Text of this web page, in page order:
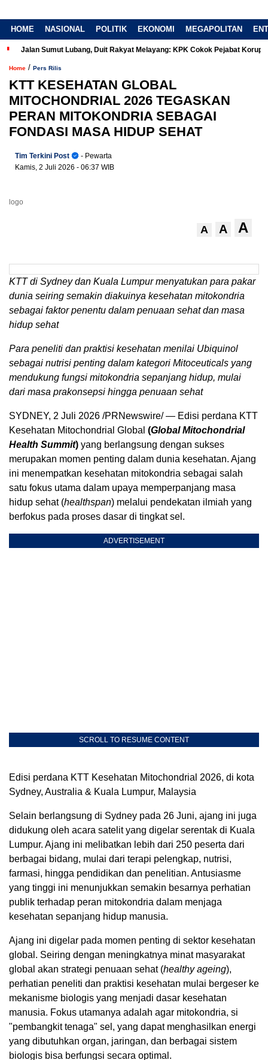
HOME NASIONAL POLITIK EKONOMI MEGAPOLITAN
Jalan Sumut Lubang, Duit Rakyat Melayang: KPK Cokok Pejabat Korup
Home / Pers Rilis
KTT KESEHATAN GLOBAL
MITOCHONDRIAL 2026 TEGASKAN
PERAN MITOKONDRIA SEBAGAI
FONDASI MASA HIDUP SEHAT
Tim Terkini Post
- Pewarta
Kamis, 2 Juli 2026 - 06:37 WIB
logo
A A A
KTT di Sydney dan Kuala Lumpur menyatukan para pakar
dunia seiring semakin diakuinya kesehatan mitokondria
sebagai faktor penentu dalam penuaan sehat dan masa
hidup sehat
Para peneliti dan praktisi kesehatan menilai Ubiquinol
sebagai nutrisi penting dalam kategori Mitoceuticals yang
mendukung fungsi mitokondria sepanjang hidup, mulai
dari masa prakonsepsi hingga penuaan sehat
SYDNEY, 2 Juli 2026 /PRNewswire/ — Edisi perdana KTT
Kesehatan Mitochondrial Global (Global Mitochondrial
Health Summit) yang berlangsung dengan sukses
merupakan momen penting dalam dunia kesehatan. Ajang
ini menempatkan kesehatan mitokondria sebagai salah
satu fokus utama dalam upaya memperpanjang masa
hidup sehat (healthspan) melalui pendekatan ilmiah yang
berfokus pada proses dasar di tingkat sel.
ADVERTISEMENT
SCROLL TO RESUME CONTENT
Edisi perdana KTT Kesehatan Mitochondrial 2026, di kota
Sydney, Australia & Kuala Lumpur, Malaysia
Selain berlangsung di Sydney pada 26 Juni, ajang ini juga
didukung oleh acara satelit yang digelar serentak di Kuala
Lumpur. Ajang ini melibatkan lebih dari 250 peserta dari
berbagai bidang, mulai dari terapi pelengkap, nutrisi,
farmasi, hingga pendidikan dan penelitian. Antusiasme
yang tinggi ini menunjukkan semakin besarnya perhatian
publik terhadap peran mitokondria dalam menjaga
kesehatan sepanjang hidup manusia.
Ajang ini digelar pada momen penting di sektor kesehatan
global. Seiring dengan meningkatnya minat masyarakat
global akan strategi penuaan sehat (healthy ageing),
perhatian peneliti dan praktisi kesehatan mulai bergeser ke
mekanisme biologis yang menjadi dasar kesehatan
manusia. Fokus utamanya adalah agar mitokondria, si
"pembangkit tenaga" sel, yang dapat menghasilkan energi
yang dibutuhkan organ, jaringan, dan berbagai sistem
biologis bisa berfungsi secara optimal.